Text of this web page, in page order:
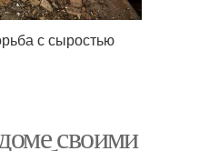
с сыростью
своими